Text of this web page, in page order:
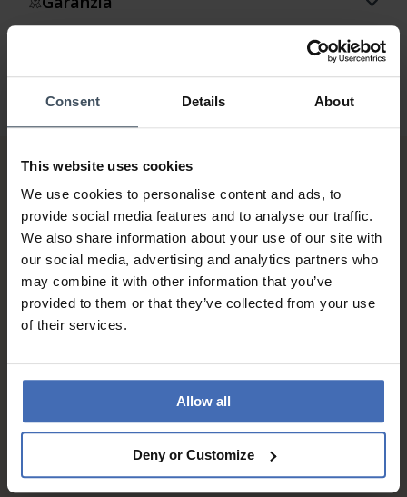
Consent Details About
This website uses cookies
We use cookies to personalise content and ads, to
provide social media features and to analyse our traffic.
We also share information about your use of our site with
our social media, advertising and analytics partners who
may combine it with other information that you’ve
provided to them or that they’ve collected from your use
of their services.
Allow all
Deny or Customize
Fattura & Pagamento a rate
fino a 5000.-